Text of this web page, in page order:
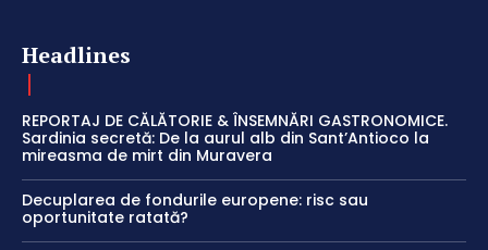
Headlines
REPORTAJ DE CĂLĂTORIE & ÎNSEMNĂRI GASTRONOMICE.
Sardinia secretă: De la aurul alb din Sant’Antioco la
mireasma de mirt din Muravera
Decuplarea de fondurile europene: risc sau
oportunitate ratată?